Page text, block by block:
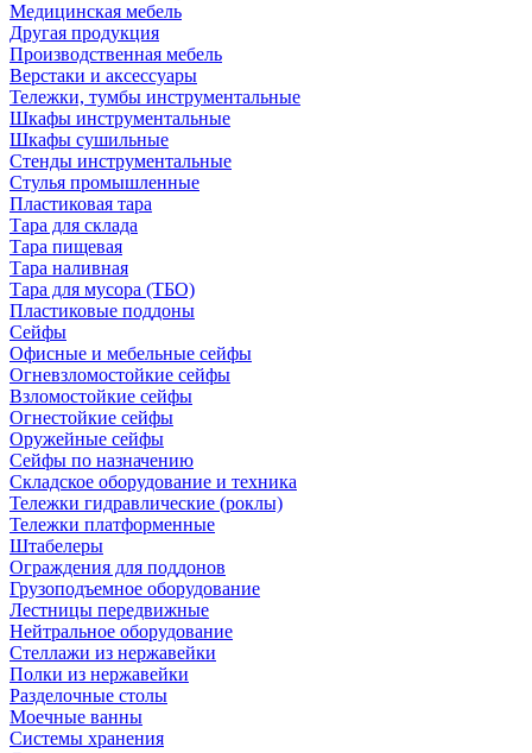
Медицинская мебель
Другая продукция
Производственная мебель
Верстаки и аксессуары
Тележки, тумбы инструментальные
Шкафы инструментальные
Шкафы сушильные
Стенды инструментальные
Cтулья промышленные
Пластиковая тара
Тара для склада
Тара пищевая
Тара наливная
Тара для мусора (ТБО)
Пластиковые поддоны
Сейфы
Офисные и мебельные сейфы
Огневзломостойкие сейфы
Взломостойкие сейфы
Огнестойкие сейфы
Оружейные сейфы
Сейфы по назначению
Складское оборудование и техника
Тележки гидравлические (роклы)
Тележки платформенные
Штабелеры
Ограждения для поддонов
Грузоподъемное оборудование
Лестницы передвижные
Нейтральное оборудование
Стеллажи из нержавейки
Полки из нержавейки
Разделочные столы
Моечные ванны
Системы хранения